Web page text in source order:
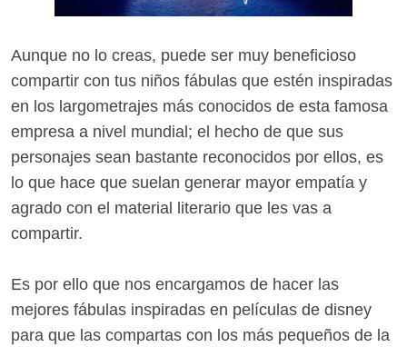
Aunque no lo creas, puede ser muy beneficioso
compartir con tus niños fábulas que estén inspiradas
en los largometrajes más conocidos de esta famosa
empresa a nivel mundial; el hecho de que sus
personajes sean bastante reconocidos por ellos, es
lo que hace que suelan generar mayor empatía y
agrado con el material literario que les vas a
compartir.
Es por ello que nos encargamos de hacer las
mejores fábulas inspiradas en películas de disney
para que las compartas con los más pequeños de la